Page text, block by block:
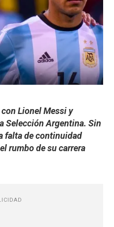
Lionel Messi y
Selección Argentina. Sin
falta de continuidad
rumbo de su carrera